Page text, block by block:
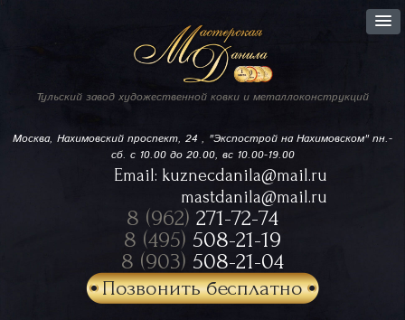
Тульский завод художественной ковки и металлоконструкций
Москва, Нахимовский проспект, 24 , "Экспострой на Нахимовском"пн.-
сб. с 10.00 до 20.00, вс 10.00-19.00
Email: kuznecdanila@mail.ru
mastdanila@mail.ru
8 (962) 271-72-74
8 (495) 508-21-19
8 (903) 508-21-04
Позвонить бесплатно